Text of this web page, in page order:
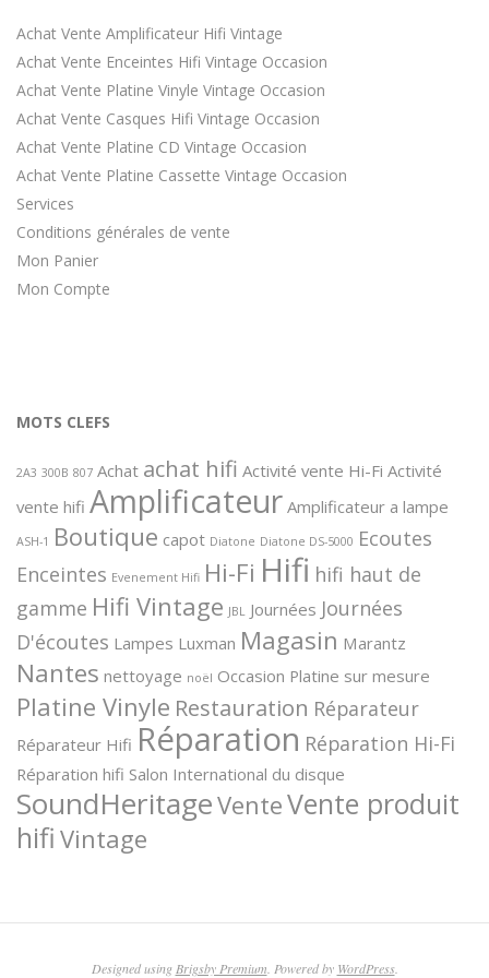
Achat Vente Amplificateur Hifi Vintage
Achat Vente Enceintes Hifi Vintage Occasion
Achat Vente Platine Vinyle Vintage Occasion
Achat Vente Casques Hifi Vintage Occasion
Achat Vente Platine CD Vintage Occasion
Achat Vente Platine Cassette Vintage Occasion
Services
Conditions générales de vente
Mon Panier
Mon Compte
MOTS CLEFS
2A3 300B 807 Achat achat hifi Activité vente Hi-Fi Activité
vente hifi Amplificateur Amplificateur a lampe
ASH-1 Boutique capot Diatone Diatone DS-5000 Ecoutes
Enceintes Evenement Hifi Hi-Fi Hifi hifi haut de
gamme Hifi Vintage JBL Journées Journées
D'écoutes Lampes Luxman Magasin Marantz
Nantes nettoyage noël Occasion Platine sur mesure
Platine Vinyle Restauration Réparateur
Réparateur Hifi Réparation Réparation Hi-Fi
Réparation hifi Salon International du disque
SoundHeritageVenteVente produit
hifi Vintage
Designed using Brigsby Premium . Powered by WordPress.